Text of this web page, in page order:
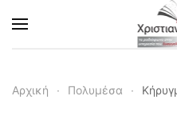
Skip to main content
Αρχική Πολυμέσα